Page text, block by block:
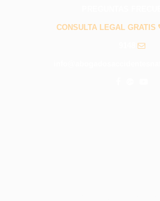
CONSULTA LEGAL GRATIS